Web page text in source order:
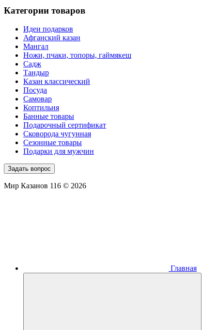
Категории товаров
Идеи подарков
Афганский казан
Мангал
Ножи, пчаки, топоры, гаймякеш
Садж
Тандыр
Казан классический
Посуда
Самовар
Коптильня
Банные товары
Подарочный сертификат
Сковорода чугунная
Сезонные товары
Подарки для мужчин
Задать вопрос
Мир Казанов 116 © 2026
Главная